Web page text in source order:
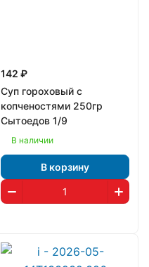
142 ₽
Суп гороховый с
копченостями 250гр
Сытоедов 1/9
В наличии
В корзину